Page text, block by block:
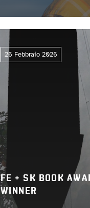
26 Febbraio 2026
FE + SK BOOK
WINNER